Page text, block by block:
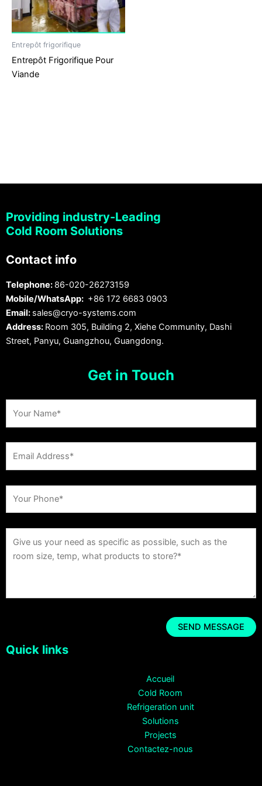
Entrepôt frigorifique
Entrepôt Frigorifique Pour
Viande
Providing industry-Leading
Cold Room Solutions
Contact info
Telephone: 86-020-26273159
Mobile/WhatsApp: +86 172 6683 0903
Email: sales@cryo-systems.com
Address: Room 305, Building 2, Xiehe Community, Dashi
Street, Panyu, Guangzhou, Guangdong.
Get in Touch
Quick links
Accueil
Cold Room
Refrigeration unit
Solutions
Projects
Contactez-nous